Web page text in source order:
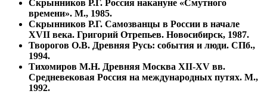
Скрынников Р.Г. Россия накануне «Смутного
времени». М., 1985.
Скрынников Р.Г. Самозванцы в России в начале
XVII века. Григорий Отрепьев. Новосибирск, 1987.
Творогов О.В. Древняя Русь: события и люди. СПб.,
1994.
Тихомиров М.Н. Древняя Москва XII-XV вв.
Средневековая Россия на международных путях. М.,
1992.